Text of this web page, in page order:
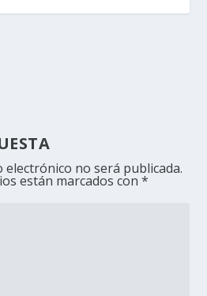
electrónico no será publicada.
están marcados con*